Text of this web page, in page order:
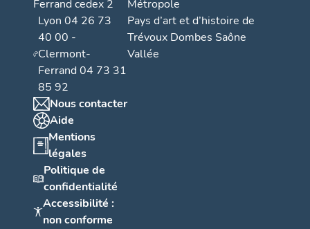
Ferrand cedex 2
Lyon 04 26 73
40 00 -
Clermont-
Ferrand 04 73 31
85 92
Nous contacter
Aide
Mentions
légales
Politique de
confidentialité
Accessibilité :
non conforme
Métropole
Pays d’art et d’histoire de
Trévoux Dombes Saône
Vallée